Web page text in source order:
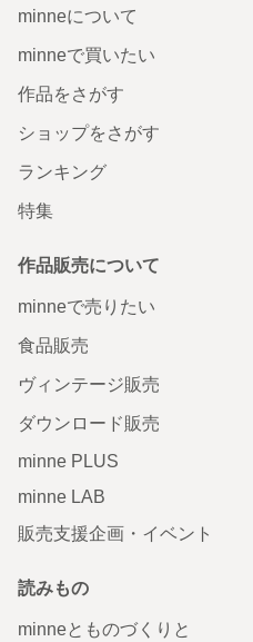
minneについて
minneで買いたい
作品をさがす
ショップをさがす
ランキング
特集
作品販売について
minneで売りたい
食品販売
ヴィンテージ販売
ダウンロード販売
minne PLUS
minne LAB
販売支援企画・イベント
読みもの
minneとものづくりと